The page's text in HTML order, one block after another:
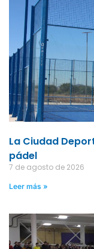
La Ciudad
pádel
7 de agosto de 2026
Leer más »